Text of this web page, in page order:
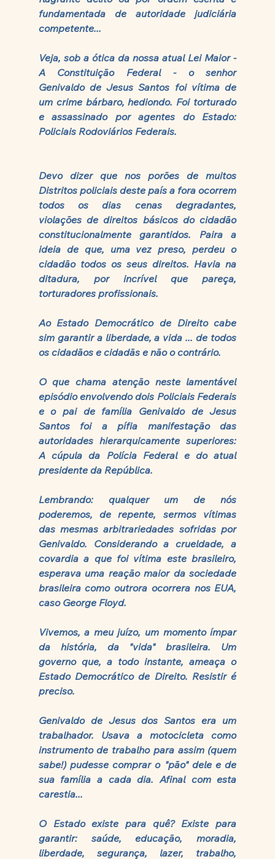
fundamentada de autoridade judiciária
competente...
Veja, sob a ótica da nossa atual Lei Maior -
A Constituição Federal - o senhor
Genivaldo de Jesus Santos foi vítima de
um crime bárbaro, hediondo. Foi torturado
e assassinado por agentes do Estado:
Policiais Rodoviários Federais.
Devo dizer que nos porões de muitos
Distritos policiais deste país a fora ocorrem
todos os dias cenas degradantes,
violações de direitos básicos do cidadão
constitucionalmente garantidos. Paira a
ideia de que, uma vez preso, perdeu o
cidadão todos os seus direitos. Havia na
ditadura, por incrível que pareça,
torturadores profissionais.
Ao Estado Democrático de Direito cabe
sim garantir a liberdade, a vida ... de todos
os cidadãos e cidadãs e não o contrário.
O que chama atenção neste lamentável
episódio envolvendo dois Policiais Federais
e o pai de família Genivaldo de Jesus
Santos foi a pífia manifestação das
autoridades hierarquicamente superiores:
A cúpula da Polícia Federal e do atual
presidente da República.
Lembrando: qualquer um de nós
poderemos, de repente, sermos vítimas
das mesmas arbitrariedades sofridas por
Genivaldo. Considerando a crueldade, a
covardia a que foi vítima este brasileiro,
esperava uma reação maior da sociedade
brasileira como outrora ocorrera nos EUA,
caso George Floyd.
Vivemos, a meu juízo, um momento ímpar
da história, da "vida" brasileira. Um
governo que, a todo instante, ameaça o
Estado Democrático de Direito. Resistir é
preciso.
Genivaldo de Jesus dos Santos era um
trabalhador. Usava a motocicleta como
instrumento de trabalho para assim (quem
sabe!) pudesse comprar o "pão" dele e de
sua família a cada dia. Afinal com esta
carestia...
O Estado existe para quê? Existe para
garantir: saúde, educação, moradia,
liberdade, segurança, lazer, trabalho,